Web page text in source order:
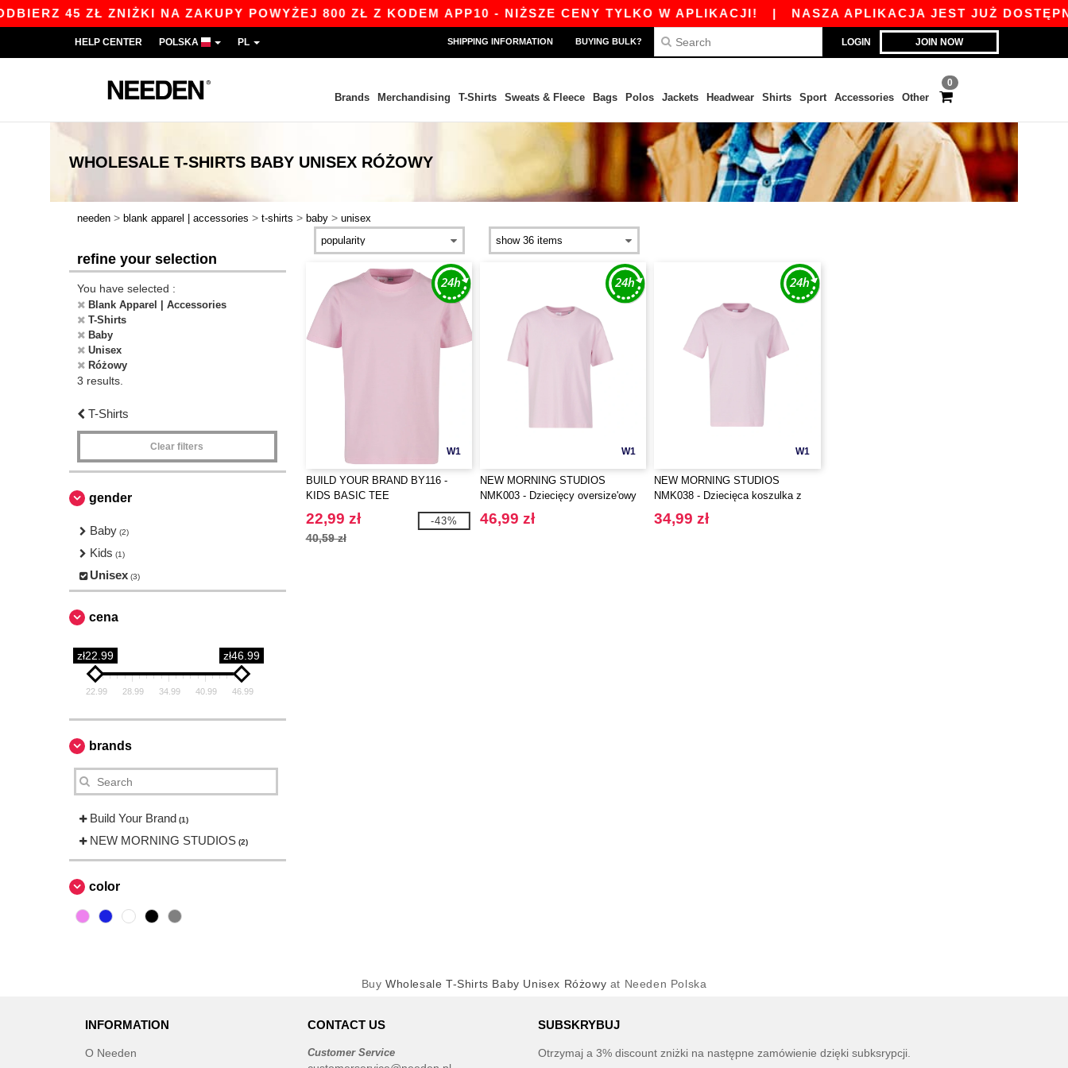
45 ZŁ ZNIŻKI NA ZAKUPY POWYŻEJ 800 ZŁ Z KODEM APP10 - NIŻSZE CENY TYLKO W APLIKACJI!| NASZA APLIKACJA JEST JUŻ
LOGIN JOIN NOW
HELP CENTER POLSKA PL SHIPPING INFORMATION BUYING BULK?
0
Brands Merchandising T-Shirts Sweats & Fleece Bags Polos Jackets Headwear Shirts Sport Accessories Other
WHOLESALE T-SHIRTS BABY UNISEX RÓŻOWY
needen > blank apparel | accessories > t-shirts > baby > unisex
refine your selection
You have selected :
Blank Apparel | Accessories
T-Shirts
Baby
Unisex
Różowy
3 results.
T-Shirts
Clear filters
gender
Baby (2)
Kids (1)
Unisex (3)
cena
zł22.99 zł46.99
22.99 28.99 34.99 40.99 46.99
brands
Build Your Brand (1)
NEW MORNING STUDIOS (2)
color
W1
BUILD YOUR BRAND BY116 -
KIDS BASIC TEE
22,99 zł
40,59 zł
-43%
W1
NEW MORNING STUDIOS
NMK003 - Dziecięcy oversize'owy
T-shirt z organicznej bawełny
46,99 zł
W1
NEW MORNING STUDIOS
NMK038 - Dziecięca koszulka z
organicznej bawełny
34,99 zł
Buy Wholesale T-Shirts Baby Unisex Różowy at Needen Polska
INFORMATION
O Needen
CONTACT US
Customer Service
SUBSKRYBUJ
Otrzymaj a 3% discount zniżki na następne zamówienie dzięki subksrypcji.